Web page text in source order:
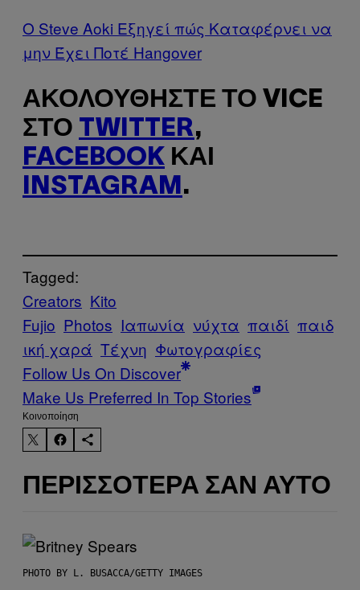
Ο Steve Aoki Εξηγεί πώς Καταφέρνει να
μην Έχει Ποτέ Hangover
ΑΚΟΛΟΥΘΉΣΤΕ ΤΟ VICE
ΣΤΟ TWITTER,
FACEBOOK ΚΑΙ
INSTAGRAM .
Tagged:
Creators Kito
Fujio Photos Ιαπωνία νύχτα παιδί παιδ
ική χαρά Τέχνη Φωτογραφίες
Follow Us On Discover
Make Us Preferred In Top Stories
Kοινοποίηση
ΠΕΡΙΣΣΌΤΕΡΑ ΣΑΝ ΑΥΤΌ
PHOTO BY L. BUSACCA/GETTY IMAGES